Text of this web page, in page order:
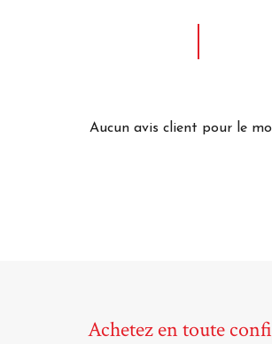
Aucun avis client pour le
Achetez en toute